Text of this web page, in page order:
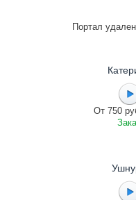
Портал
От 750